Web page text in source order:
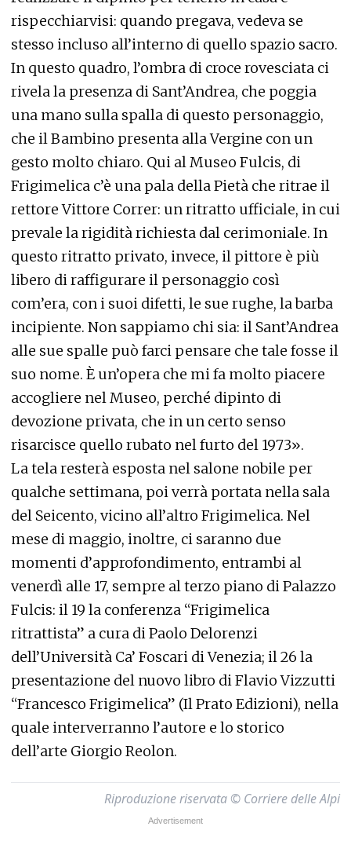
rispecchiarvisi: quando pregava, vedeva se
stesso incluso all’interno di quello spazio sacro.
In questo quadro, l’ombra di croce rovesciata ci
rivela la presenza di Sant’Andrea, che poggia
una mano sulla spalla di questo personaggio,
che il Bambino presenta alla Vergine con un
gesto molto chiaro. Qui al Museo Fulcis, di
Frigimelica c’è una pala della Pietà che ritrae il
rettore Vittore Correr: un ritratto ufficiale, in cui
prevale la rigidità richiesta dal cerimoniale. In
questo ritratto privato, invece, il pittore è più
libero di raffigurare il personaggio così
com’era, con i suoi difetti, le sue rughe, la barba
incipiente. Non sappiamo chi sia: il Sant’Andrea
alle sue spalle può farci pensare che tale fosse il
suo nome. È un’opera che mi fa molto piacere
accogliere nel Museo, perché dipinto di
devozione privata, che in un certo senso
risarcisce quello rubato nel furto del 1973».
La tela resterà esposta nel salone nobile per
qualche settimana, poi verrà portata nella sala
del Seicento, vicino all’altro Frigimelica. Nel
mese di maggio, inoltre, ci saranno due
momenti d’approfondimento, entrambi al
venerdì alle 17, sempre al terzo piano di Palazzo
Fulcis: il 19 la conferenza “Frigimelica
ritrattista” a cura di Paolo Delorenzi
dell’Università Ca’ Foscari di Venezia; il 26 la
presentazione del nuovo libro di Flavio Vizzutti
“Francesco Frigimelica” (Il Prato Edizioni), nella
quale interverranno l’autore e lo storico
dell’arte Giorgio Reolon.
Riproduzione riservata © Corriere delle Alpi